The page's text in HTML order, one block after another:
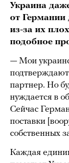
Украина
от Германии
из-за их
подобное
— Мои
партнер. Но
нуждается в
Сейчас
поставки
собственных
Каждая